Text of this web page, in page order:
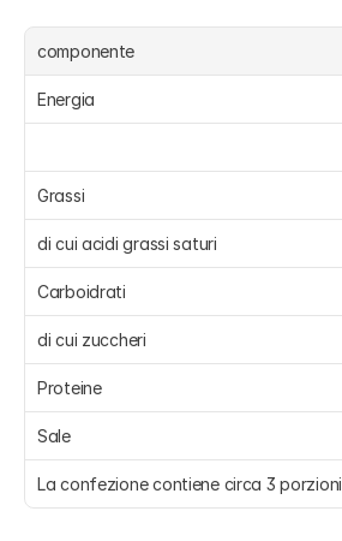
componente
Energia
Grassi
di cui acidi grassi saturi
Carboidrati
di cui zuccheri
Proteine
Sale
La confezione contiene circa 3 porzioni